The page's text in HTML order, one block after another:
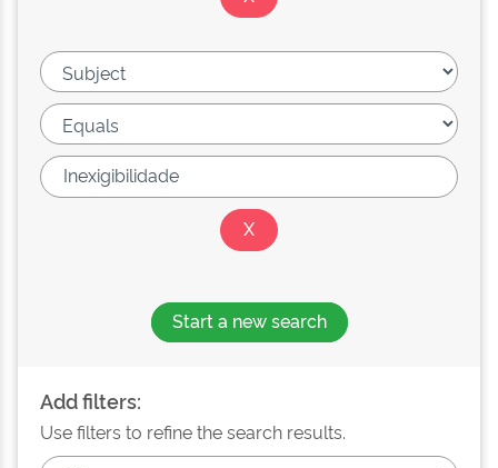
Start a new search
Add filters:
Use filters to refine the search results.